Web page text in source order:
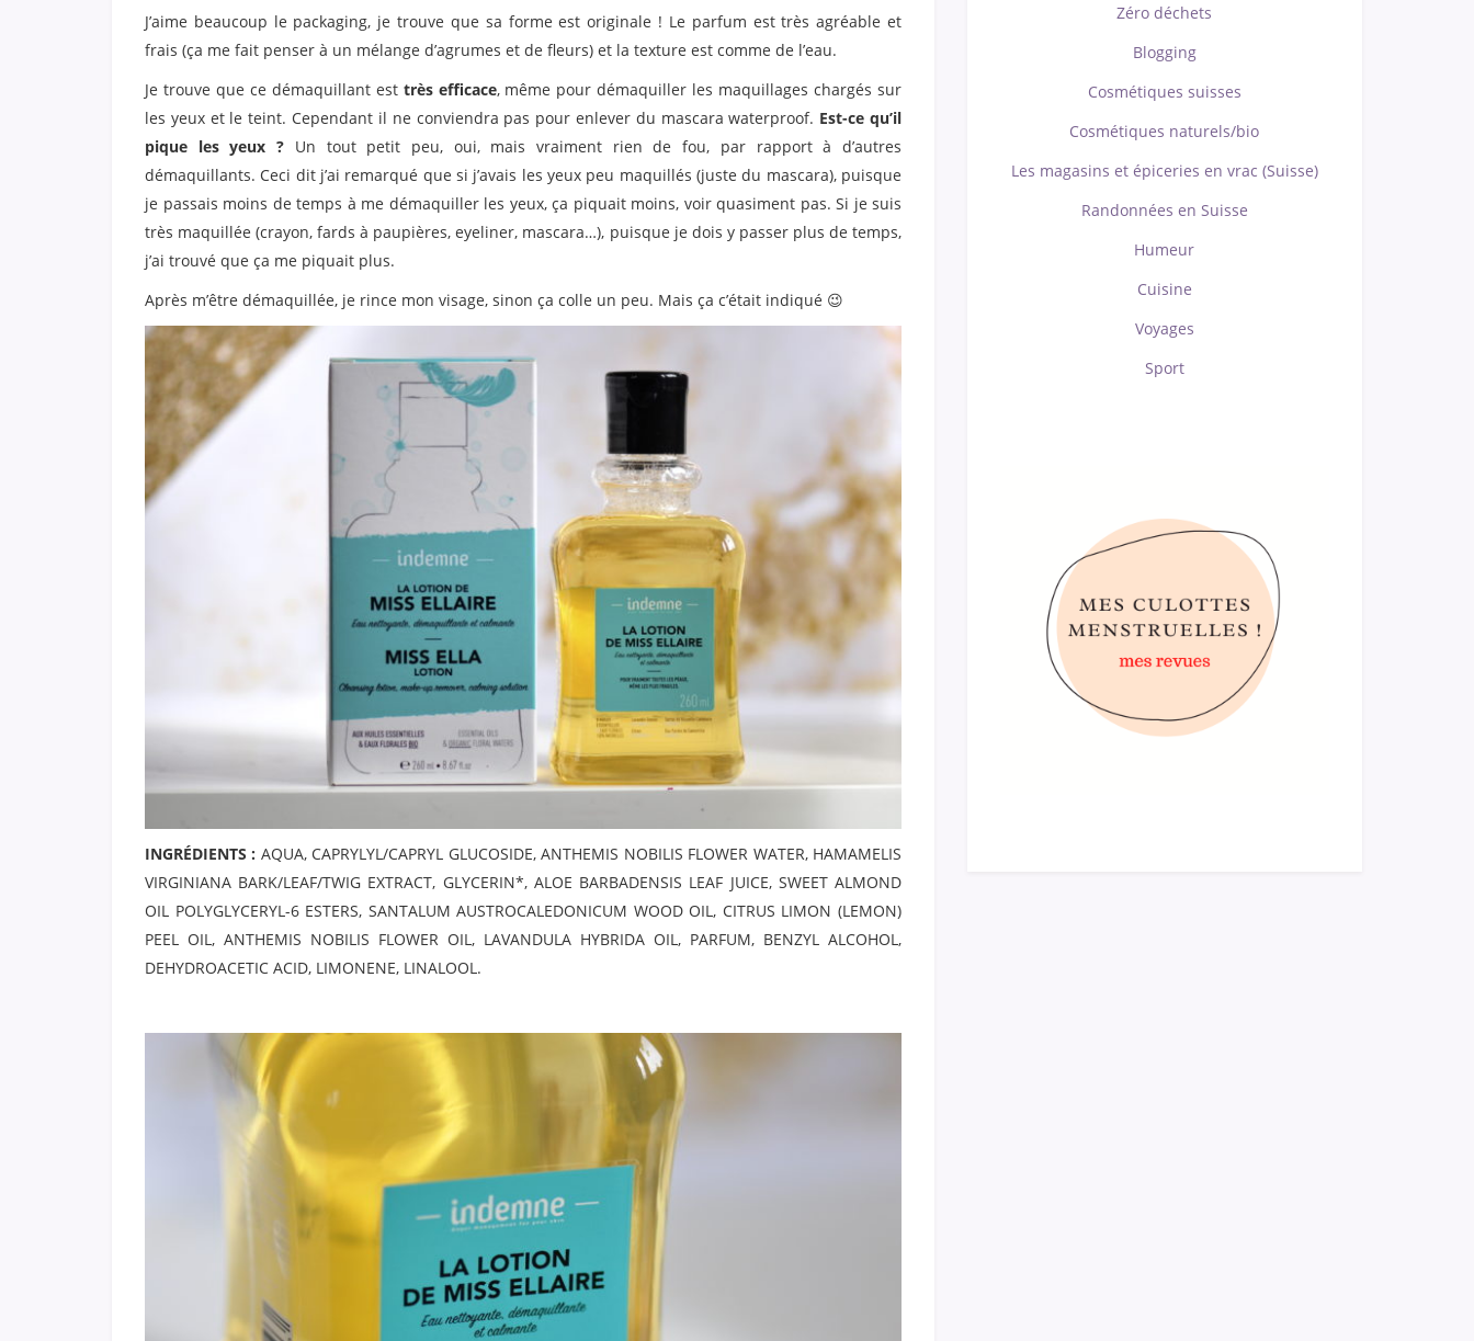
J’aime beaucoup le packaging, je trouve que sa forme est originale ! Le parfum est très agréable et
frais (ça me fait penser à un mélange d’agrumes et de fleurs) et la texture est comme de l’eau.
Je trouve que ce démaquillant est très efficace, même pour démaquiller les maquillages chargés sur
les yeux et le teint. Cependant il ne conviendra pas pour enlever du mascara waterproof. Est-ce qu’il
pique les yeux ? Un tout petit peu, oui, mais vraiment rien de fou, par rapport à d’autres
démaquillants. Ceci dit j’ai remarqué que si j’avais les yeux peu maquillés (juste du mascara), puisque
je passais moins de temps à me démaquiller les yeux, ça piquait moins, voir quasiment pas. Si je suis
très maquillée (crayon, fards à paupières, eyeliner, mascara…), puisque je dois y passer plus de temps,
j’ai trouvé que ça me piquait plus.
Après m’être démaquillée, je rince mon visage, sinon ça colle un peu. Mais ça c’était indiqué 😉
INGRÉDIENTS : AQUA, CAPRYLYL/CAPRYL GLUCOSIDE, ANTHEMIS NOBILIS FLOWER WATER, HAMAMELIS
VIRGINIANA BARK/LEAF/TWIG EXTRACT, GLYCERIN*, ALOE BARBADENSIS LEAF JUICE, SWEET ALMOND
OIL POLYGLYCERYL-6 ESTERS, SANTALUM AUSTROCALEDONICUM WOOD OIL, CITRUS LIMON (LEMON)
PEEL OIL, ANTHEMIS NOBILIS FLOWER OIL, LAVANDULA HYBRIDA OIL, PARFUM, BENZYL ALCOHOL,
DEHYDROACETIC ACID, LIMONENE, LINALOOL.
Zéro déchets
Blogging
Cosmétiques suisses
Cosmétiques naturels/bio
Les magasins et épiceries en vrac (Suisse)
Randonnées en Suisse
Humeur
Cuisine
Voyages
Sport